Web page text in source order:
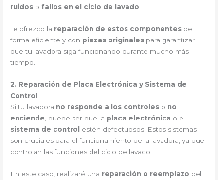
ruidos o fallos en el ciclo de lavado
Te ofrezco la reparación de estos componentes de
forma eficiente y con piezas originales para garantizar
que tu lavadora siga funcionando durante mucho más
tiempo.
2. Reparación de Placa Electrónica y Sistema de
Control
Si tu lavadora no responde a los controles o no
enciende , puede ser que la placa electrónica o el
sistema de control
estén defectuosos. Estos sistemas
son cruciales para el funcionamiento de la lavadora, ya que
controlan las funciones del ciclo de lavado.
En este caso, realizaré una reparación o reemplazo del